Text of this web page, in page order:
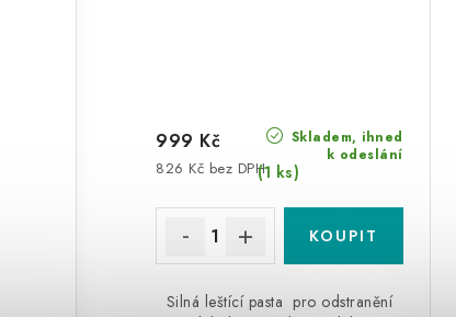
Skladem, ihned
k odeslání
(1 ks)
826 Kč bez DPH
999 Kč
Silná leštící pasta pro odstranění